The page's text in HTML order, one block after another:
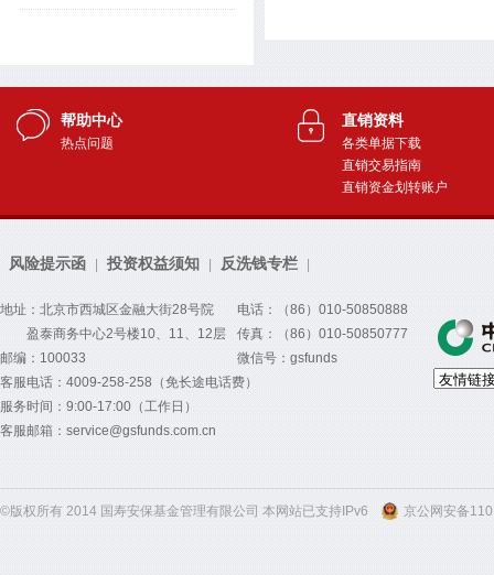
帮助中心
热点问题
直销资料
各类单据下载
直销交易指南
直销资金划转账户
风险提示函 投资权益须知 反洗钱专栏
地址：北京市西城区金融大街28号院
盈泰商务中心2号楼10、11、12层
邮编：100033
电话：（86）010-50850888
传真：（86）010-50850777
微信号：gsfunds
客服电话：4009-258-258（免长途电话费）
服务时间：9:00-17:00（工作日）
客服邮箱：service@gsfunds.com.cn
©版权所有 2014 国寿安保基金管理有限公司 本网站已支持IPv6 京公网安备